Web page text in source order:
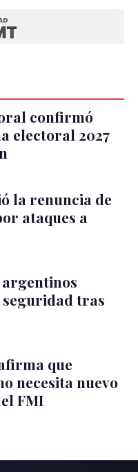
confirmó
electoral 2027
la renuncia de
ataques a
tras
que
necesita nuevo
FMI